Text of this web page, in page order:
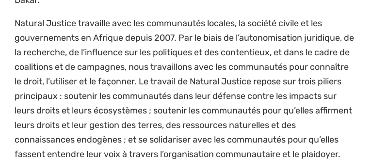
stratégie du Hub et avec la stratégie globale de Natural Justice
Développer les plans programmatiques du Hub et superviser leur mise en
œuvre en collaboration avec le directeur des programmes et le directeur
exécutif.
Analyser, comprendre, mettre à jour et informer la stratégie du Hub en fonction
du contexte changeant de la région.
Faciliter le transfert d’informations, d’approches réussies, d’expériences, de
leçons et de mises à jour des projets dans toute la région, en collaboration avec
le directeur des programmes et l’équipe de recherche.
Encourager les collaborations avec d’autres Hubs de Natural Justice et fournir
un leadership stratégique pour la croissance de l’organisation dans la sous-